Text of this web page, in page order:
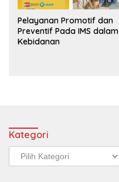
Pelayanan Promotif dan
Preventif Pada IMS dalam
Kebidanan
Kategori
Kategori